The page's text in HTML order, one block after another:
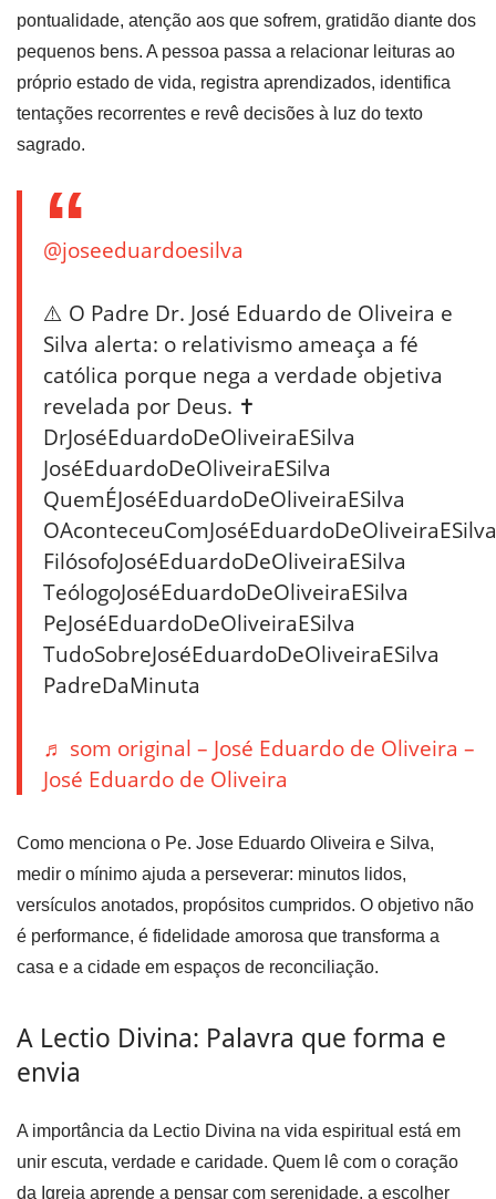
pontualidade, atenção aos que sofrem, gratidão diante dos
pequenos bens. A pessoa passa a relacionar leituras ao
próprio estado de vida, registra aprendizados, identifica
tentações recorrentes e revê decisões à luz do texto
sagrado.
@joseeduardoesilva
⚠️ O Padre Dr. José Eduardo de Oliveira e
Silva alerta: o relativismo ameaça a fé
católica porque nega a verdade objetiva
revelada por Deus. ✝️
DrJoséEduardoDeOliveiraESilva
JoséEduardoDeOliveiraESilva
QuemÉJoséEduardoDeOliveiraESilva
FilósofoJoséEduardoDeOliveiraESilva
TeólogoJoséEduardoDeOliveiraESilva
PeJoséEduardoDeOliveiraESilva
TudoSobreJoséEduardoDeOliveiraESilva
PadreDaMinuta
♬ som original – José Eduardo de Oliveira –
José Eduardo de Oliveira
Como menciona o Pe. Jose Eduardo Oliveira e Silva,
medir o mínimo ajuda a perseverar: minutos lidos,
versículos anotados, propósitos cumpridos. O objetivo não
é performance, é fidelidade amorosa que transforma a
casa e a cidade em espaços de reconciliação.
A Lectio Divina: Palavra que forma e
envia
A importância da Lectio Divina na vida espiritual está em
unir escuta, verdade e caridade. Quem lê com o coração
da Igreja aprende a pensar com serenidade, a escolher